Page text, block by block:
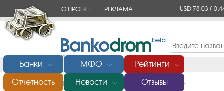
О ПРОЕКТЕ РЕКЛАМА USD 78,03(-
Банки ﹀ МФО ﹀ Рейтинги ﹀
Отчетность Новости ﹀ Отзывы
Главная/Банки России/Центурион Отзыв лицензии